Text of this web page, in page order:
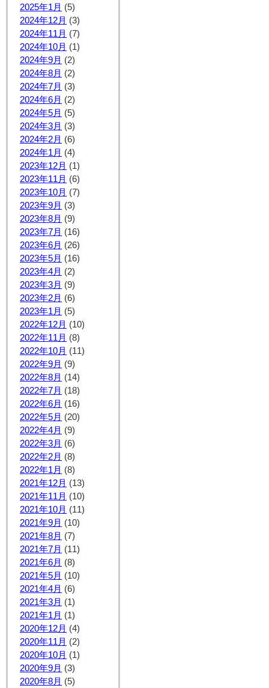
2025年1月 (5)
2024年12月 (3)
2024年11月 (7)
2024年10月 (1)
2024年9月 (2)
2024年8月 (2)
2024年7月 (3)
2024年6月 (2)
2024年5月 (5)
2024年3月 (3)
2024年2月 (6)
2024年1月 (4)
2023年12月 (1)
2023年11月 (6)
2023年10月 (7)
2023年9月 (3)
2023年8月 (9)
2023年7月 (16)
2023年6月 (26)
2023年5月 (16)
2023年4月 (2)
2023年3月 (9)
2023年2月 (6)
2023年1月 (5)
2022年12月 (10)
2022年11月 (8)
2022年10月 (11)
2022年9月 (9)
2022年8月 (14)
2022年7月 (18)
2022年6月 (16)
2022年5月 (20)
2022年4月 (9)
2022年3月 (6)
2022年2月 (8)
2022年1月 (8)
2021年12月 (13)
2021年11月 (10)
2021年10月 (11)
2021年9月 (10)
2021年8月 (7)
2021年7月 (11)
2021年6月 (8)
2021年5月 (10)
2021年4月 (6)
2021年3月 (1)
2021年1月 (1)
2020年12月 (4)
2020年11月 (2)
2020年10月 (1)
2020年9月 (3)
2020年8月 (5)